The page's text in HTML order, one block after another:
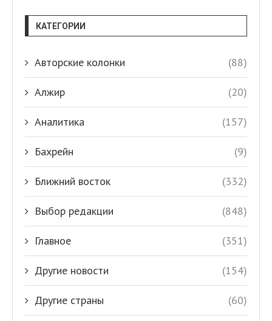
КАТЕГОРИИ
Авторские колонки (88)
Алжир (20)
Аналитика (157)
Бахрейн (9)
Ближний восток (332)
Выбор редакции (848)
Главное (351)
Другие новости (154)
Другие страны (60)